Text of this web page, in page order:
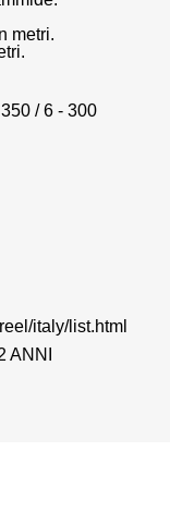
metri.
/ 6 - 300
italy/list.html
ANNI